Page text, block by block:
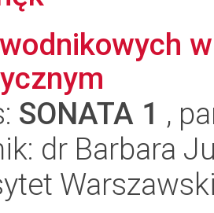
SONATA 1 ,
dr Barbara